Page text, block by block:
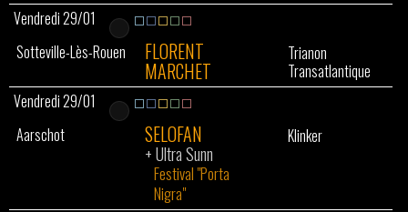
Vendredi 29/01
Sotteville-Lès-Rouen
FLORENT
MARCHET
Trianon
Transatlantique
Vendredi 29/01
Aarschot
SELOFAN
+Ultra Sunn
Festival "Porta
Nigra"
Klinker